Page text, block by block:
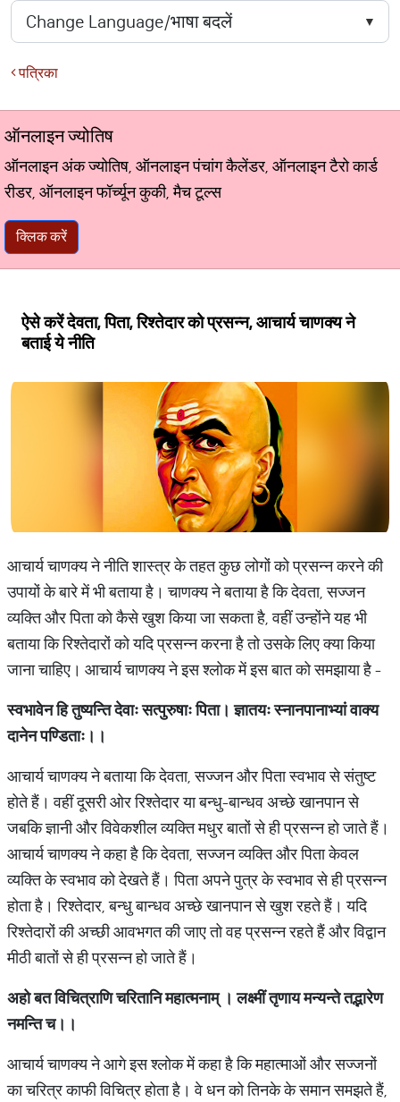
पत्रिका
ऑनलाइन ज्योतिष
ऑनलाइन अंक ज्योतिष, ऑनलाइन पंचांग कैलेंडर, ऑनलाइन टैरो कार्ड
रीडर, ऑनलाइन फॉर्च्यून कुकी, मैच टूल्स
क्लिक करें
ऐसे करें देवता, पिता, रिश्तेदार को प्रसन्न, आचार्य चाणक्य ने
बताई ये नीति
आचार्य चाणक्य ने नीति शास्त्र के तहत कुछ लोगों को प्रसन्न करने की
उपायों के बारे में भी बताया है। चाणक्य ने बताया है कि देवता, सज्जन
व्यक्ति और पिता को कैसे खुश किया जा सकता है, वहीं उन्होंने यह भी
बताया कि रिश्तेदारों को यदि प्रसन्न करना है तो उसके लिए क्या किया
जाना चाहिए। आचार्य चाणक्य ने इस श्लोक में इस बात को समझाया है -
स्वभावेनहितुष्यन्तिदेवाःसत्पुरुषाःपिता। ज्ञातयःस्नानपानाभ्यांवाक्य
दानेनपण्डिताः।।
आचार्य चाणक्य ने बताया कि देवता, सज्जन और पिता स्वभाव से संतुष्ट
होते हैं। वहीं दूसरी ओर रिश्तेदार या बन्धु-बान्धव अच्छे खानपान से
जबकि ज्ञानी और विवेकशील व्यक्ति मधुर बातों से ही प्रसन्न हो जाते हैं।
आचार्य चाणक्य ने कहा है कि देवता, सज्जन व्यक्ति और पिता केवल
व्यक्ति के स्वभाव को देखते हैं। पिता अपने पुत्र के स्वभाव से ही प्रसन्न
होता है। रिश्तेदार, बन्धु बान्धव अच्छे खानपान से खुश रहते हैं। यदि
रिश्तेदारों की अच्छी आवभगत की जाए तो वह प्रसन्न रहते हैं और विद्वान
मीठी बातों से ही प्रसन्न हो जाते हैं।
अहोबतविचित्राणिचरितानिमहात्मनाम् । लक्ष्मींतृणायमन्यन्तेतद्भारेण
नमन्तिच।।
आचार्य चाणक्य ने आगे इस श्लोक में कहा है कि महात्माओं और सज्जनों
का चरित्र काफी विचित्र होता है। वे धन को तिनके के समान समझते हैं,